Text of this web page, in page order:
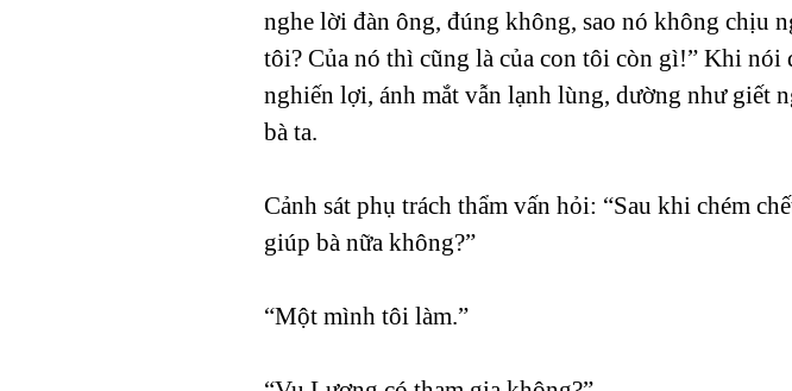
nghe lời đàn ông, đúng không, sao nó không chịu
tôi? Của nó thì cũng là của con tôi còn gì!” Khi
nghiến lợi, ánh mắt vẫn lạnh lùng, dường như giết
bà ta.
Cảnh sát phụ trách thẩm vấn hỏi: “Sau khi chém
giúp bà nữa không?”
“Một mình tôi làm.”